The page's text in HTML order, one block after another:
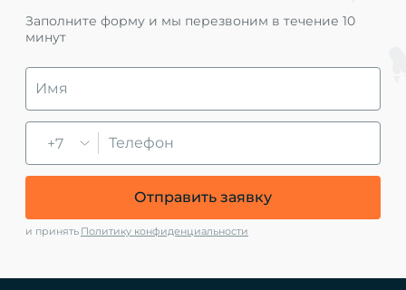
Заполните форму и мы перезвоним в течение 10
минут
+7
Отправить заявку
и принять Политику конфиденциальности